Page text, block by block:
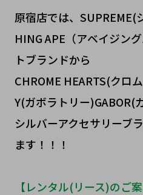
原宿店では、SUPREME(
HING APE（アベイジン
トブランドから
CHROME HEARTS(クロ
Y(ガボラトリー)GABOR(
シルバーアクセサリーブ
ます！！！
【レンタル(リース)のご案